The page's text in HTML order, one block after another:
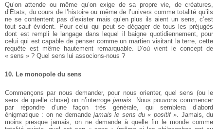
Qu’on attende ou même qu’on exige de sa propre vie, de créatures,
d’États, du cours de l’histoire ou même de l’univers comme totalité qu’ils
ne se contentent pas d’exister mais qu’en plus ils aient un sens, c’est
tout sauf évident. Pour celui qui peut se dégager de tous les préjugés
dont est rempli le langage dans lequel il baigne quotidiennement, pour
celui qui est capable de penser comme un martien visitant la terre, cette
requête est même hautement remarquable. D’où vient le concept de
« sens » ? Quel sens lui associons-nous ?
10. Le monopole du sens
Commençons par nous demander, pour nous orienter, quel sens (ou le
sens de quelle chose) on n’interrogejamais . Nous pouvons commencer
par répondre d’une façon très générale, qui semblera d’abord
énigmatique : on ne demande jamais le sens du « positif » . Jamais, du
moins presque jamais, on ne demande à quelle fin le monde comme